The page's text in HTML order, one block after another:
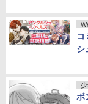
コ
シ
ボ